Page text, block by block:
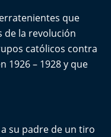
que
de la revolución
católicos contra
1926 – 1928 y que
su padre de un tiro